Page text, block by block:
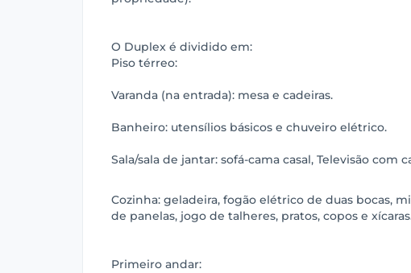
O Duplex é dividido em:
Piso térreo:
Varanda (na entrada): mesa e cadeiras.
Banheiro: utensílios básicos e chuveiro elétrico.
Sala/sala de jantar: sofá-cama casal, Televisão com
Cozinha: geladeira, fogão elétrico de duas bocas,
de panelas, jogo de talheres, pratos, copos e
Primeiro andar: